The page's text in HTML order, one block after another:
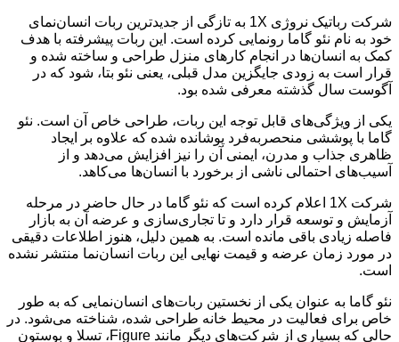
شرکت رباتیک نروژی 1X به تازگی از جدیدترین ربات انسان‌نمای
خود به نام نئو گاما رونمایی کرده است. این ربات پیشرفته با هدف
کمک به انسان‌ها در انجام کارهای منزل طراحی و ساخته شده و
قرار است به زودی جایگزین مدل قبلی، یعنی نئو بتا، شود که در
آگوست سال گذشته معرفی شده بود.
یکی از ویژگی‌های قابل توجه این ربات، طراحی خاص آن است. نئو
گاما با پوششی منحصربه‌فرد پوشانده شده که علاوه بر ایجاد
ظاهری جذاب و مدرن، ایمنی آن را نیز افزایش می‌دهد و از
آسیب‌های احتمالی ناشی از برخورد با انسان‌ها می‌کاهد.
شرکت 1X اعلام کرده است که نئو گاما در حال حاضر در مرحله
آزمایش و توسعه قرار دارد و تا تجاری‌سازی و عرضه آن به بازار
فاصله زیادی باقی مانده است. به همین دلیل، هنوز اطلاعات دقیقی
در مورد زمان عرضه و قیمت نهایی این ربات انسان‌نما منتشر نشده
است.
نئو گاما به عنوان یکی از نخستین ربات‌های انسان‌نمایی که به طور
خاص برای فعالیت در محیط خانه طراحی شده، شناخته می‌شود. در
حالی که بسیاری از شرکت‌های دیگر مانند Figure، تسلا و بوستون